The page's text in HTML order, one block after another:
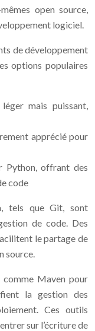
open source,
logiciel.
de développement
options populaires
mais puissant,
apprécié pour
Python, offrant des
code
tels que Git, sont
de code. Des
le partage de
source.
comme Maven pour
la gestion des
Ces outils
sur l’écriture de